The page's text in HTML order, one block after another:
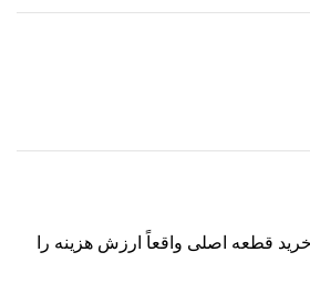
قطعه اصلی واقعاً ارزش هزینه را